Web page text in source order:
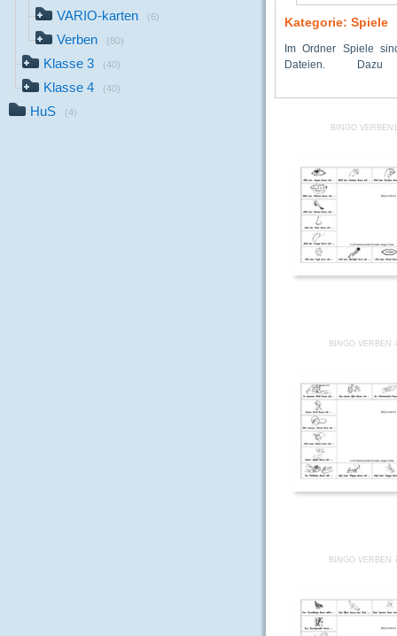
VARIO-karten (6)
Verben (80)
Klasse 3 (40)
Klasse 4 (40)
HuS (4)
Kategorie: Spiele
Im Ordner Spiele
Dateien. Dazu
Bingospiele,
Quartetts, Memorys,
BINGO
BINGO VERBEN
BINGO VERBEN